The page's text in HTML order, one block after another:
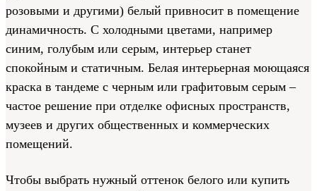
розовыми и другими) белый привносит в помещение
динамичность. С холодными цветами, например
синим, голубым или серым, интерьер станет
спокойным и статичным. Белая интерьерная моющаяся
краска в тандеме с черным или графитовым серым –
частое решение при отделке офисных пространств,
музеев и других общественных и коммерческих
помещений.
Чтобы выбрать нужный оттенок белого или купить